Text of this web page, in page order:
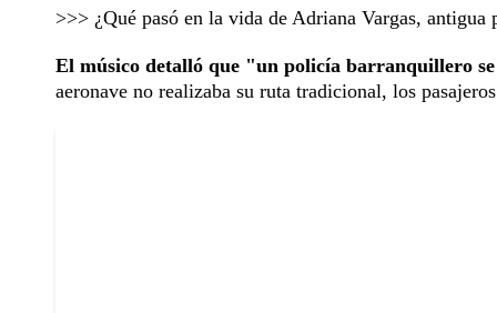
>>> ¿Qué pasó en la vida de Adriana Vargas, antigua
El músico detalló que "un policía barranquillero
aeronave no realizaba su ruta tradicional, los